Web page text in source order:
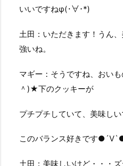
いいですねφ(･∀･*)
土田：いただきます！うん
強いね。
マギー：そうですね、おい
＾)★下のクッキーが
プチプチしていて、美味し
このバランス好きです
土田：美味しいけど・・・ズ